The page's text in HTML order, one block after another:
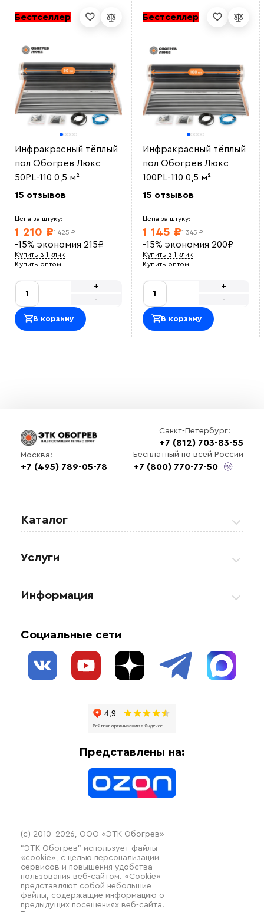
Бестселлер
Инфракрасный тёплый
пол Обогрев Люкс
50PL-110 0,5 м²
15 отзывов
Цена за штуку:
1 425 ₽
1 210 ₽
-15% экономия 215₽
Купить в 1 клик
Купить оптом
-
+
В корзину
Бестселлер
Инфракрасный тёплый
пол Обогрев Люкс
100PL-110 0,5 м²
15 отзывов
Цена за штуку:
1 345 ₽
1 145 ₽
-15% экономия 200₽
Купить в 1 клик
Купить оптом
-
+
В корзину
Санкт-Петербург:
+7 (812) 703-83-55
Москва:
+7 (495) 789-05-78
Бесплатный по всей России
+7 (800) 770-77-50
Каталог
Регулирующая аппаратура
Взрывозащищенное оборудование
Системы защиты от протечки
Отопительное оборудование
Услуги
Обогрев резервуаров
Обогрев трубопроводов
Информация
Блог
Социальные сети
Представлены на:
(c) 2010–2026, ООО «ЭТК Обогрев»
“ЭТК Обогрев” использует файлы
«cookie», с целью персонализации
сервисов и повышения удобства
пользования веб-сайтом. «Cookie»
представляют собой небольшие
файлы, содержащие информацию о
предыдущих посещениях веб-сайта.